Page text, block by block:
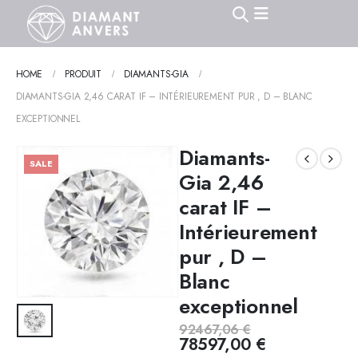
HOME PRODUIT
DIAMANTS-GIA
DIAMANTS-GIA 2,46 CARAT IF – INTÉRIEUREMENT PUR , D – BLANC
EXCEPTIONNEL
SALE
Diamants-
Gia 2,46
carat IF –
Intérieurement
pur , D –
Blanc
exceptionnel
92467,06€
78597,00 €